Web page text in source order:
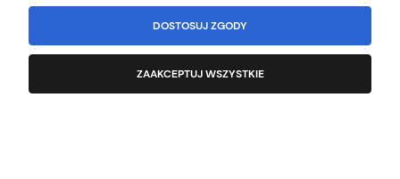
Line 230x280mm P500
DOSTOSUJ ZGODY
ZAAKCEPTUJ WSZYSTKIE